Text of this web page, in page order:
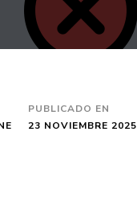
PUBLICADO EN
23 NOVIEMBRE 2025